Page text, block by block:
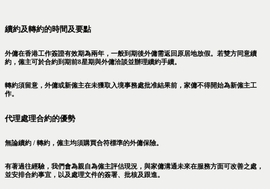
續約及轉約的時間及要點
外傭在香港工作簽證有效期為兩年，一般到期後外傭需返回原居地放假。若雙方同意續
約，僱主可於合約到期前8星期與外傭洽談並辦理續約手續。
轉約須留意，外傭或新僱主在未獲取入境事務處批准結果前，家傭不得開始為新僱主工
作。
代理處理合約的優勢
無論續約 / 轉約，僱主均須購買合符標準的外傭保險。
有著過往經驗，我們會為親自為僱主評估現況，與家傭溝通未來在服務方面可改善之處，
並安排合約事宜，以及處理文件的簽署、批核及跟進。